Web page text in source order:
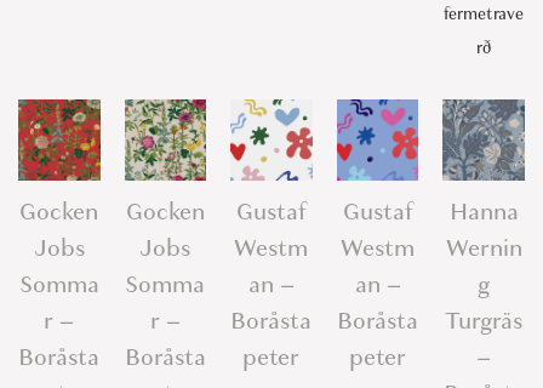
fermetrave
rð
Gocken
Jobs
Somma
r –
Boråsta
Gocken
Jobs
Somma
r –
Boråsta
Gustaf
Westm
an –
Boråsta
peter
Gustaf
Westm
an –
Boråsta
peter
Hanna
Wernin
g
Turgräs
–